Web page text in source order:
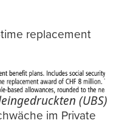
replacement
(UBS)
im Private